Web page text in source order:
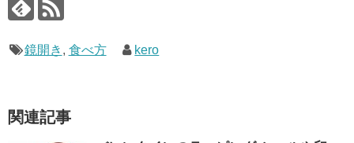
鏡開き , 食べ方 kero
関連記事